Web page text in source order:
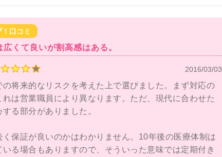
口コミ
くて良いが割高感はある。
2016/03/03
の将来的なリスクを考えた上で選びました。まず対応の
は営業職員により異なります。ただ、現代に合わせた
る部分がありました。
く保証が良いのかはわかりません。10年後の医療体制は
いる場合もありますので、そういった意味では定期付き